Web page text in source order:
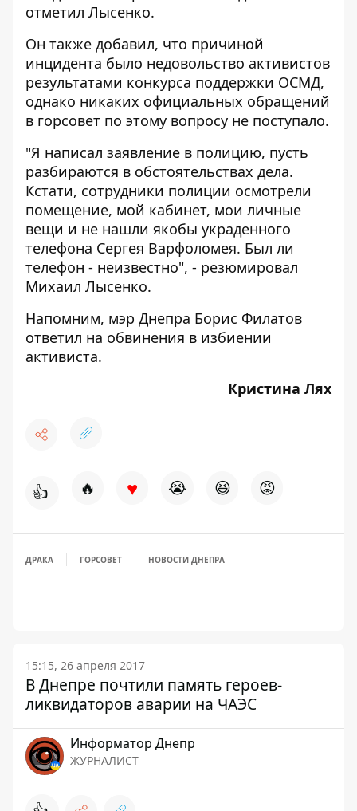
отметил Лысенко.
Он также добавил, что причиной
инцидента было недовольство активистов
результатами конкурса поддержки ОСМД,
однако никаких официальных обращений
в горсовет по этому вопросу не поступало.
"Я написал заявление в полицию, пусть
разбираются в обстоятельствах дела.
Кстати, сотрудники полиции осмотрели
помещение, мой кабинет, мои личные
вещи и не нашли якобы украденного
телефона Сергея Варфоломея. Был ли
телефон - неизвестно", - резюмировал
Михаил Лысенко.
Напомним, мэр Днепра Борис Филатов
ответил на обвинения в избиении
активиста.
Кристина Лях
👍 🔥 ♥ 😭 😆 😡
ДРАКА ГОРСОВЕТ НОВОСТИ ДНЕПРА
15:15, 26 апреля 2017
В Днепре почтили память героев-
ликвидаторов аварии на ЧАЭС
Информатор Днепр
ЖУРНАЛИСТ